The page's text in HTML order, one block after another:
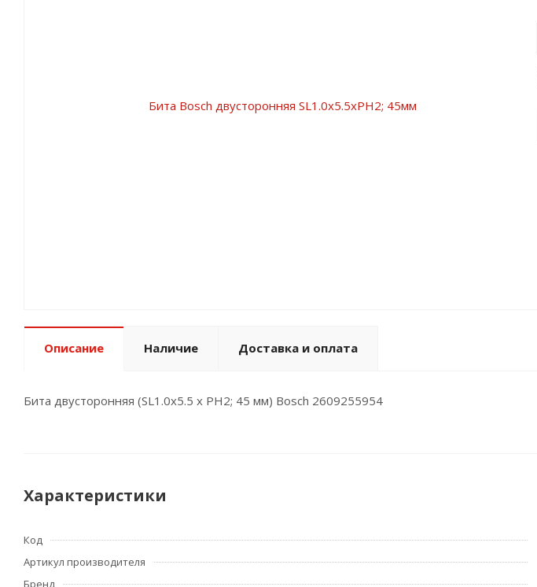
Описание Наличие Доставка и оплата
Бита двусторонняя (SL1.0х5.5 x PH2; 45 мм) Bosch 2609255954
Характеристики
Код
Артикул производителя
Бренд